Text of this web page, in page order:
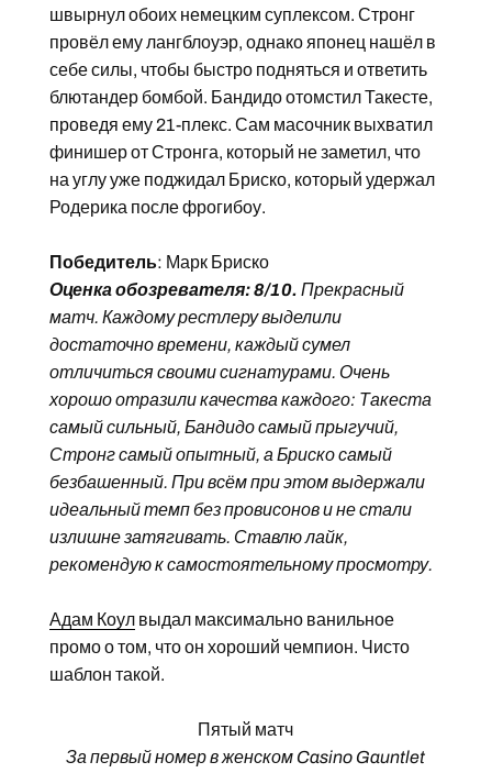
швырнул обоих немецким суплексом. Стронг
провёл ему лангблоуэр, однако японец нашёл в
себе силы, чтобы быстро подняться и ответить
блютандер бомбой. Бандидо отомстил Такесте,
проведя ему 21-плекс. Сам масочник выхватил
финишер от Стронга, который не заметил, что
на углу уже поджидал Бриско, который удержал
Родерика после фрогибоу.
Победитель: Марк Бриско
Оценка обозревателя: 8/10. Прекрасный
матч. Каждому рестлеру выделили
достаточно времени, каждый сумел
отличиться своими сигнатурами. Очень
хорошо отразили качества каждого: Такеста
самый сильный, Бандидо самый прыгучий,
Стронг самый опытный, а Бриско самый
безбашенный. При всём при этом выдержали
идеальный темп без провисонов и не стали
излишне затягивать. Ставлю лайк,
рекомендую к самостоятельному просмотру.
Адам Коулвыдал максимально ванильное
промо о том, что он хороший чемпион. Чисто
шаблон такой.
Пятый матч
За первый номер в женском Casino Gauntlet